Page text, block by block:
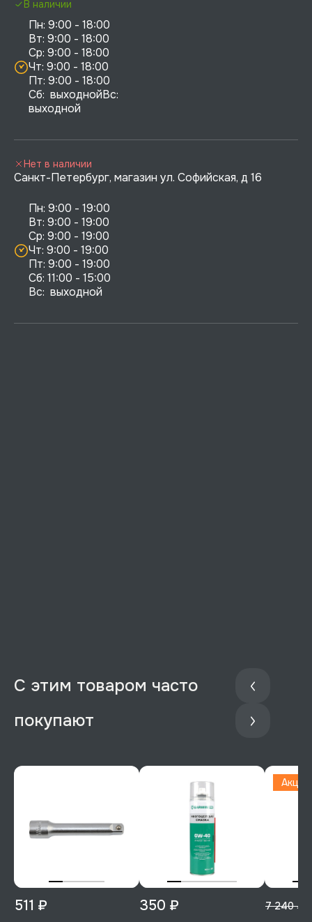
Пн: 9:00 - 18:00
Вт: 9:00 - 18:00
Ср: 9:00 - 18:00
Чт: 9:00 - 18:00
Пт: 9:00 - 18:00
Сб:  выходнойВс:
выходной
В наличии
Санкт-Петербург, магазин ул. Софийская, д 16
Пн: 9:00 - 19:00
Вт: 9:00 - 19:00
Ср: 9:00 - 19:00
Чт: 9:00 - 19:00
Пт: 9:00 - 19:00
Сб: 11:00 - 15:00
Вс:  выходной
Нет в наличии
С этим товаром часто
покупают
511 ₽ 350 ₽
Акция
7 240 ₽